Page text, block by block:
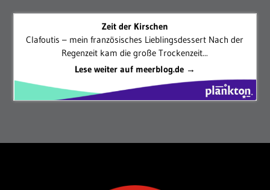
Zeit der Kirschen
Clafoutis – mein französisches Lieblingsdessert Nach der
Regenzeit kam die große Trockenzeit...
Lese weiter auf meerblog.de →